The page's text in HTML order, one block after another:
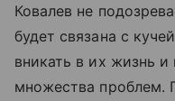
Ковалев не
будет связана с
вникать в их жизнь
множества проблем.